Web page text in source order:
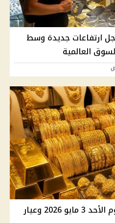
ارتفاعات جديدة وسط
العالمية
أسعار الذهب في مصر اليوم الأحد 3 مايو 2026 وعيار